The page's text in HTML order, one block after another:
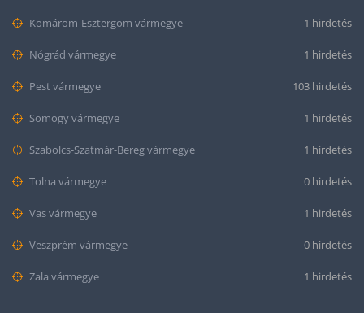
Komárom-Esztergom vármegye 1 hirdetés
Nógrád vármegye 1 hirdetés
Pest vármegye 103 hirdetés
Somogy vármegye 1 hirdetés
Szabolcs-Szatmár-Bereg vármegye 1 hirdetés
Tolna vármegye 0 hirdetés
Vas vármegye 1 hirdetés
Veszprém vármegye 0 hirdetés
Zala vármegye 1 hirdetés